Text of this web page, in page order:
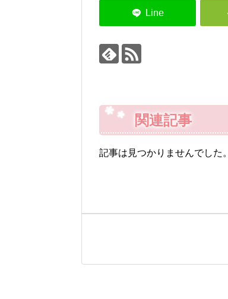
関連記事
記事は見つかりませんでした。